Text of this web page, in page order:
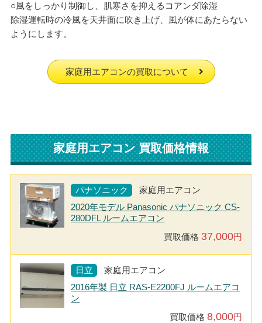
○風をしっかり制御し、肌寒さを抑えるコアンダ除湿
除湿運転時の冷風を天井面に吹き上げ、風が体にあたらない
ようにします。
家庭用エアコンの買取について
家庭用エアコン 買取価格情報
パナソニック
家庭用エアコン
2020年モデル Panasonic パナソニック CS-
280DFL ルームエアコン
買取価格 37,000円
日立
家庭用エアコン
2016年製 日立 RAS-E2200FJ ルームエアコ
ン
買取価格8,000円